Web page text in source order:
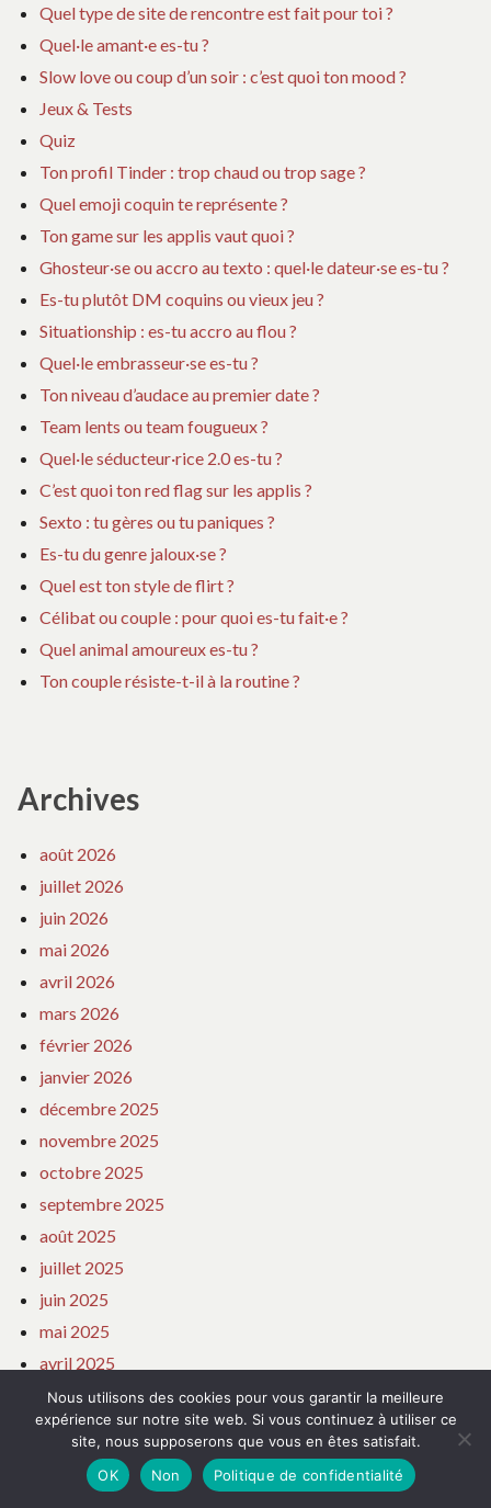
Quel type de site de rencontre est fait pour toi ?
Quel·le amant·e es-tu ?
Slow love ou coup d’un soir : c’est quoi ton mood ?
Jeux & Tests
Quiz
Ton profil Tinder : trop chaud ou trop sage ?
Quel emoji coquin te représente ?
Ton game sur les applis vaut quoi ?
Ghosteur·se ou accro au texto : quel·le dateur·se es-tu ?
Es-tu plutôt DM coquins ou vieux jeu ?
Situationship : es-tu accro au flou ?
Quel·le embrasseur·se es-tu ?
Ton niveau d’audace au premier date ?
Team lents ou team fougueux ?
Quel·le séducteur·rice 2.0 es-tu ?
C’est quoi ton red flag sur les applis ?
Sexto : tu gères ou tu paniques ?
Es-tu du genre jaloux·se ?
Quel est ton style de flirt ?
Célibat ou couple : pour quoi es-tu fait·e ?
Quel animal amoureux es-tu ?
Ton couple résiste-t-il à la routine ?
Archives
août 2026
juillet 2026
juin 2026
mai 2026
avril 2026
mars 2026
février 2026
janvier 2026
décembre 2025
novembre 2025
octobre 2025
septembre 2025
août 2025
juillet 2025
juin 2025
mai 2025
avril 2025
mars 2025
février 2025
janvier 2025
décembre 2024
Nous utilisons des cookies pour vous garantir la meilleure
expérience sur notre site web. Si vous continuez à utiliser ce
site, nous supposerons que vous en êtes satisfait.
OK
Non Politique de confidentialité